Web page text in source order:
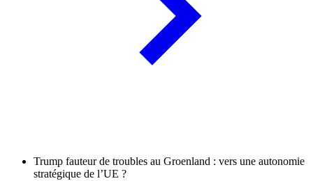
Trump fauteur de troubles au Groenland : vers une autonomie
stratégique de l’UE ?